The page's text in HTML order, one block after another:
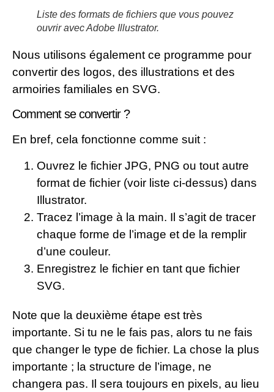
Liste des formats de fichiers que vous pouvez
ouvrir avec Adobe Illustrator.
Nous utilisons également ce programme pour
convertir des logos, des illustrations et des
armoiries familiales en SVG.
Comment se convertir ?
En bref, cela fonctionne comme suit :
Ouvrez le fichier JPG, PNG ou tout autre
format de fichier (voir liste ci-dessus) dans
Illustrator.
Tracez l’image à la main. Il s’agit de tracer
chaque forme de l’image et de la remplir
d’une couleur.
Enregistrez le fichier en tant que fichier
SVG.
Note que la deuxième étape est très
importante. Si tu ne le fais pas, alors tu ne fais
que changer le type de fichier. La chose la plus
importante ; la structure de l’image, ne
changera pas. Il sera toujours en pixels, au lieu